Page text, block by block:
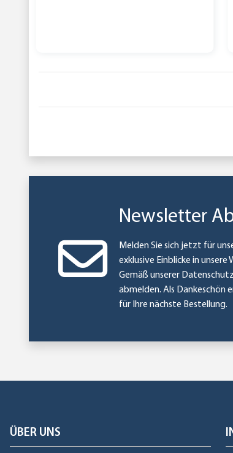
Newsletter
Melden Sie sich jetzt für
exklusive Einblicke in
Gemäß unserer
abmelden. Als Dankeschön
für Ihre nächste Bestellung.
ÜBER UNS